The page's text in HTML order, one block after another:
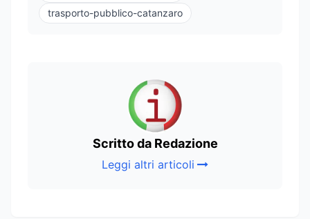
trasporto-pubblico-catanzaro
Scritto da Redazione
Leggi altri articoli